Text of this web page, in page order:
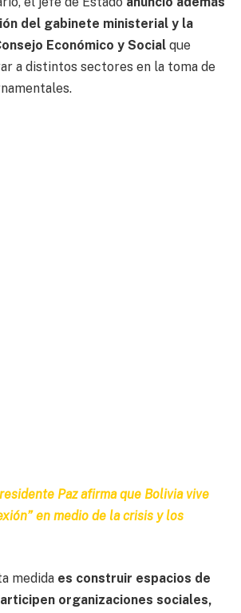
del gabinete ministerial y la
Económico y Social que
a distintos sectores en la toma de
Paz afirma que Bolivia vive
en medio de la crisis y los
medida es construir espacios de
organizaciones sociales,